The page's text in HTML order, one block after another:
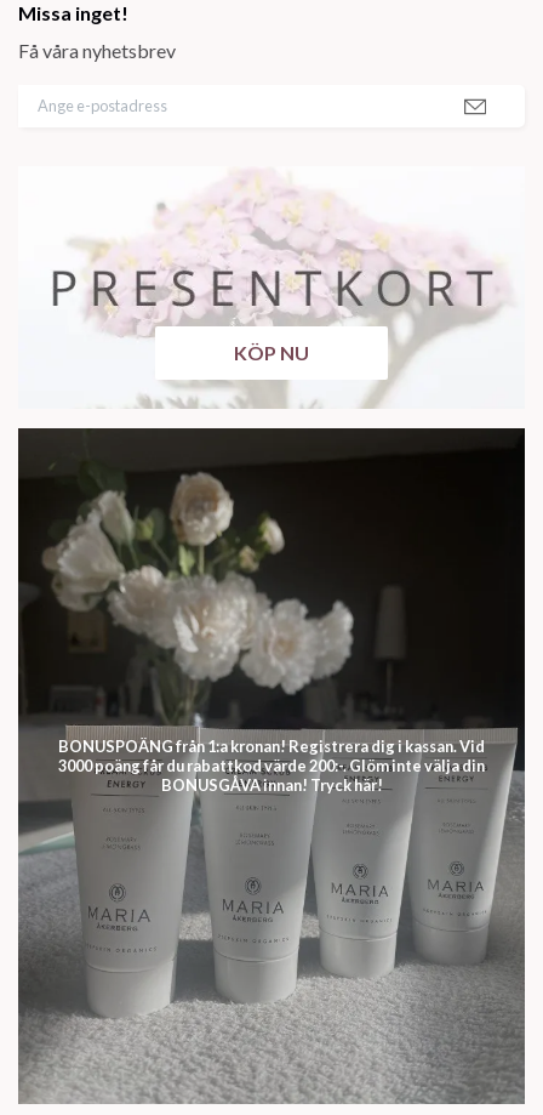
Missa inget!
Få våra nyhetsbrev
KÖP NU
BONUSPOÄNG från 1:a kronan! Registrera dig i kassan. Vid
3000 poäng får du rabattkod värde 200:-. Glöm inte välja din
BONUSGÅVA innan! Tryck här!